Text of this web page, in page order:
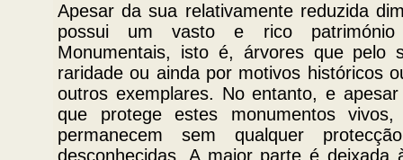
Apesar da sua relativamente reduzida
possui um vasto e rico património
Monumentais, isto é, árvores que pelo
raridade ou ainda por motivos históricos
outros exemplares. No entanto, e
que protege estes monumentos
permanecem sem qualquer
desconhecidas. A maior parte é